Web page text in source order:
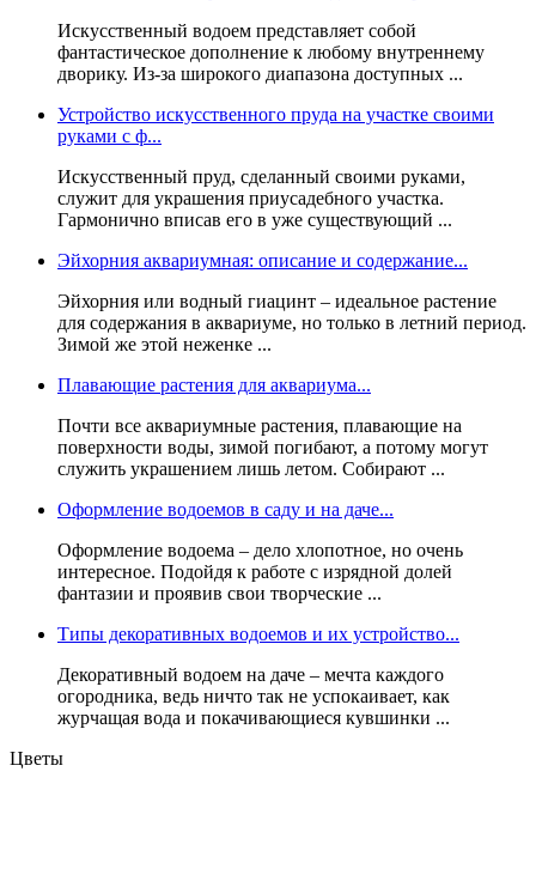
Искусственный водоем представляет собой
фантастическое дополнение к любому внутреннему
дворику. Из-за широкого диапазона доступных ...
Устройство искусственного пруда на участке своими
руками с ф...
Искусственный пруд, сделанный своими руками,
служит для украшения приусадебного участка.
Гармонично вписав его в уже существующий ...
Эйхорния аквариумная: описание и содержание...
Эйхорния или водный гиацинт – идеальное растение
для содержания в аквариуме, но только в летний период.
Зимой же этой неженке ...
Плавающие растения для аквариума...
Почти все аквариумные растения, плавающие на
поверхности воды, зимой погибают, а потому могут
служить украшением лишь летом. Собирают ...
Оформление водоемов в саду и на даче...
Оформление водоема – дело хлопотное, но очень
интересное. Подойдя к работе с изрядной долей
фантазии и проявив свои творческие ...
Типы декоративных водоемов и их устройство...
Декоративный водоем на даче – мечта каждого
огородника, ведь ничто так не успокаивает, как
журчащая вода и покачивающиеся кувшинки ...
Цветы